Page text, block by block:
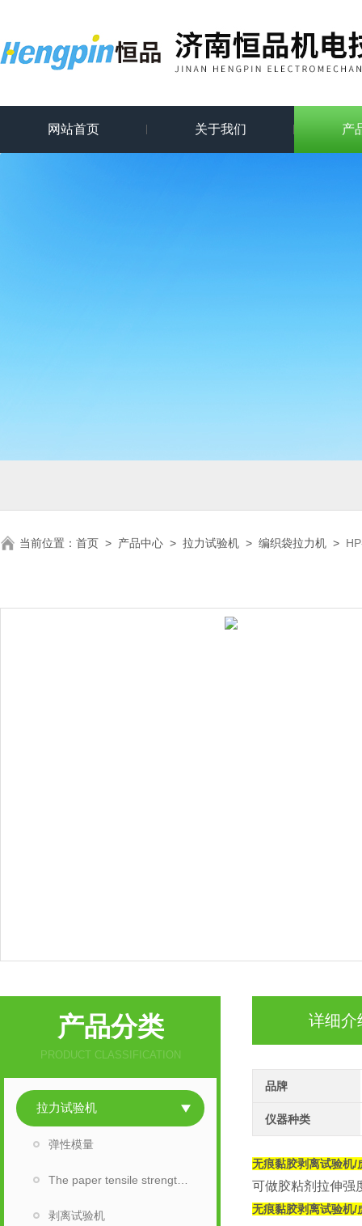
网站首页 关于我们 产
当前位置： 首页 > 产品中心 > 拉力试验机 > 编织袋拉力机 >
详细介
品牌
仪器种类
无痕黏胶剥离试验机/
可做胶粘剂拉伸强
无痕黏胶剥离试验机/
产品分类
PRODUCT CLASSIFICATION
拉力试验机
弹性模量
剥离试验机